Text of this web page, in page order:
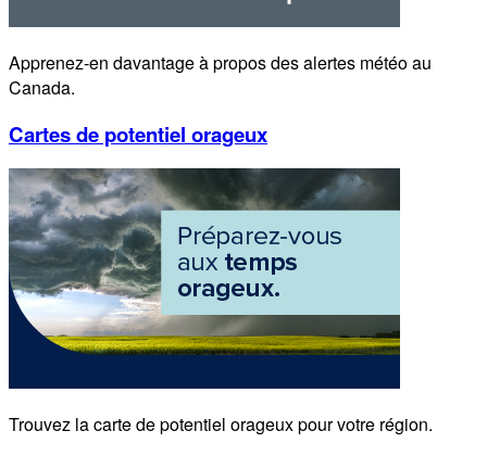
Apprenez-en davantage à propos des alertes météo au
Canada.
Cartes de potentiel orageux
Trouvez la carte de potentiel orageux pour votre région.